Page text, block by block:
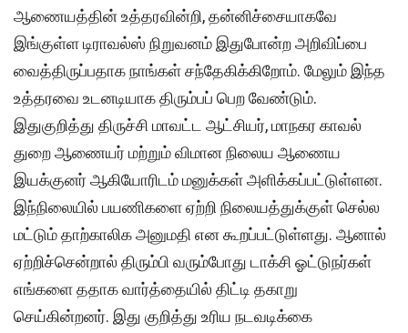
ஆணையத்தின் உத்தரவின்றி, தன்னிச்சையாகவே
இங்குள்ள டிராவல்ஸ் நிறுவனம் இதுபோன்ற அறிவிப்பை
வைத்திருப்பதாக நாங்கள் சந்தேகிக்கிறோம். மேலும் இந்த
உத்தரவை உடனடியாக திரும்பப் பெற வேண்டும்.
இதுகுறித்து திருச்சி மாவட்ட ஆட்சியர், மாநகர காவல்
துறை ஆணையர் மற்றும் விமான நிலைய ஆணைய
இயக்குனர் ஆகியோரிடம் மனுக்கள் அளிக்கப்பட்டுள்ளன.
இந்நிலையில் பயணிகளை ஏற்றி நிலையத்துக்குள் செல்ல
மட்டும் தாற்காலிக அனுமதி என கூறப்பட்டுள்ளது. ஆனால்
ஏற்றிச்சென்றால் திரும்பி வரும்போது டாக்சி ஓட்டுநர்கள்
எங்களை ததாக வார்த்தையில் திட்டி தகாறு
செய்கின்றனர். இது குறித்து உரிய நடவடிக்கை